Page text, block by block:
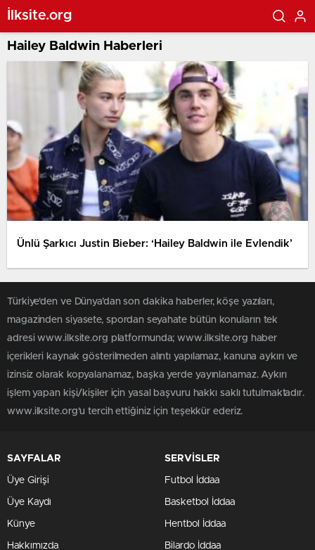
İlksite.org
Hailey Baldwin Haberleri
Ünlü Şarkıcı Justin Bieber: ‘Hailey Baldwin ile Evlendik’
Türkiye'den ve Dünya’dan son dakika haberler, köşe yazıları,
magazinden siyasete, spordan seyahate bütün konuların tek
adresi www.ilksite.org platformunda; www.ilksite.org haber
içerikleri kaynak gösterilmeden alıntı yapılamaz, kanuna aykırı ve
izinsiz olarak kopyalanamaz, başka yerde yayınlanamaz. Aykırı
işlem yapan kişi/kişiler için yasal başvuru hakkı saklı tutulmaktadır.
www.ilksite.org'u tercih ettiğiniz için teşekkür ederiz.
SAYFALAR
Üye Girişi
Üye Kaydı
Künye
Hakkımızda
SERVİSLER
Futbol İddaa
Basketbol İddaa
Hentbol İddaa
Bilardo İddaa